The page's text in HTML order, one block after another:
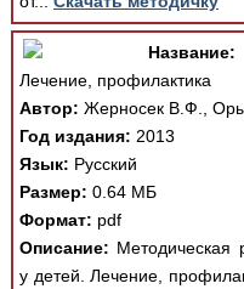
Название:
Лечение, профилактика
Автор: Жерносек В.Ф.,
Год издания: 2013
Язык: Русский
Размер: 0.64 МБ
Формат: pdf
Описание: Методическая
у детей. Лечение,